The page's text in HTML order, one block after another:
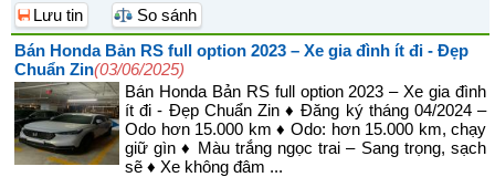
Lưu tin
So sánh
Bán Honda Bản RS full option 2023 – Xe gia đình ít đi - Đẹp
Chuẩn Zin(03/06/2025)
Bán Honda Bản RS full option 2023 – Xe gia đình
ít đi - Đẹp Chuẩn Zin ♦ Đăng ký tháng 04/2024 –
Odo hơn 15.000 km ♦ Odo: hơn 15.000 km, chạy
giữ gìn ♦ Màu trắng ngọc trai – Sang trọng, sạch
sẽ ♦ Xe không đâm ...